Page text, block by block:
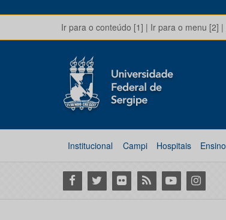
Ir para o conteúdo [1] | Ir para o menu [2] |
Institucional Campi Hospitais Ensino
Facebook
Twitter Flickr RSS YoutubeInstagram